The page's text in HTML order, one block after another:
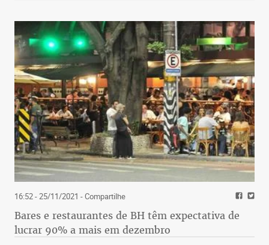
16:52 - 25/11/2021 - Compartilhe
Bares e restaurantes de BH têm expectativa de
lucrar 90% a mais em dezembro